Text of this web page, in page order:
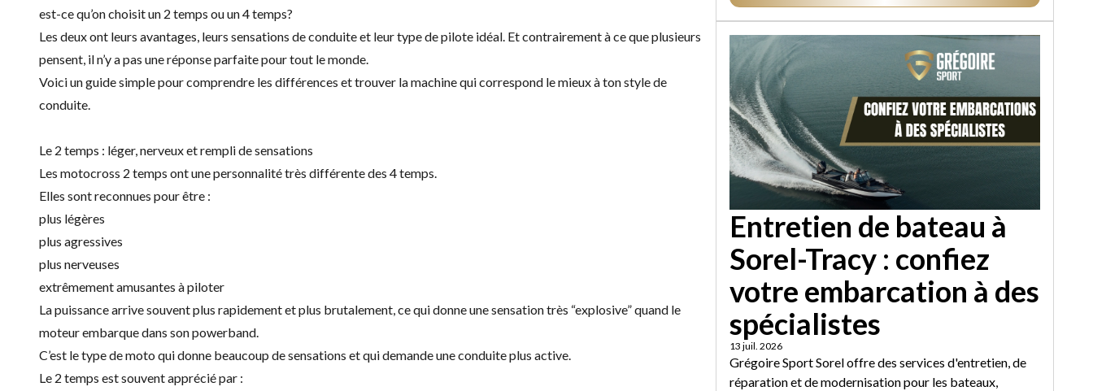
est-ce qu’on choisit un 2 temps ou un 4 temps?
Les deux ont leurs avantages, leurs sensations de conduite et leur type de pilote idéal. Et contrairement à ce que plusieurs
pensent, il n’y a pas une réponse parfaite pour tout le monde.
Voici un guide simple pour comprendre les différences et trouver la machine qui correspond le mieux à ton style de
conduite.
Le 2 temps : léger, nerveux et rempli de sensations
Les motocross 2 temps ont une personnalité très différente des 4 temps.
Elles sont reconnues pour être :
plus légères
plus agressives
plus nerveuses
extrêmement amusantes à piloter
La puissance arrive souvent plus rapidement et plus brutalement, ce qui donne une sensation très “explosive” quand le
moteur embarque dans son powerband.
C’est le type de moto qui donne beaucoup de sensations et qui demande une conduite plus active.
Le 2 temps est souvent apprécié par :
Entretien de bateau à
Sorel-Tracy : confiez
votre embarcation à des
spécialistes
13 juil. 2026
Grégoire Sport Sorel offre des services d'entretien, de
réparation et de modernisation pour les bateaux,